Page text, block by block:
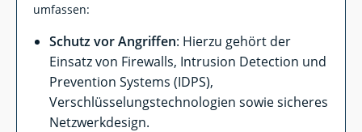
umfassen:
Schutz vor Angriffen: Hierzu gehört der
Einsatz von Firewalls, Intrusion Detection und
Prevention Systems (IDPS),
Verschlüsselungstechnologien sowie sicheres
Netzwerkdesign.